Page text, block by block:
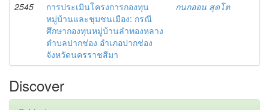
2545
การประเมินโครงการกองทุน
หมู่บ้านและชุมชนเมือง: กรณี
ศึกษากองทุนหมู่บ้านลำทองหลาง
ตำบลปากช่อง อำเภอปากช่อง
จังหวัดนครราชสีมา
กนกออน สุดโต
Discover